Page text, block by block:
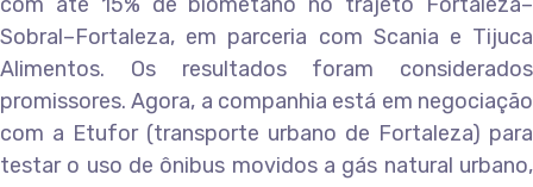
Sobral–Fortaleza, em parceria com Scania e Tijuca
Alimentos. Os resultados foram considerados
promissores. Agora, a companhia está em negociação
com a Etufor (transporte urbano de Fortaleza) para
testar o uso de ônibus movidos a gás natural urbano,